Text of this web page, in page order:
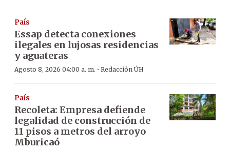
País
Essap detecta conexiones
ilegales en lujosas residencias
y aguateras
Agosto 8, 2026 04:00 a. m. · Redacción ÚH
País
Recoleta: Empresa defiende
legalidad de construcción de
11 pisos a metros del arroyo
Mburicaó